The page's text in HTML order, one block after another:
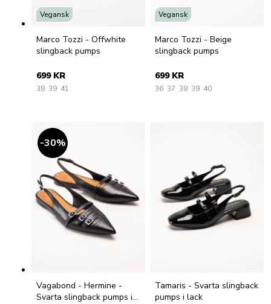
Vegansk
Marco Tozzi - Offwhite
slingback pumps
699 KR
38 39 41
Vegansk
Marco Tozzi - Beige
slingback pumps
699 KR
36 37 38 39 40
30%
Vagabond - Hermine -
Svarta slingback pumps i
Tamaris - Svarta slingback
pumps i lack